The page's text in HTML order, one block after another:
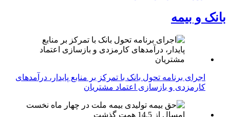
بانک و بیمه
اجرای برنامه تحول بانک با تمرکز بر منابع پایدار، درآمدهای
کارمزدی و بازسازی اعتماد مشتریان